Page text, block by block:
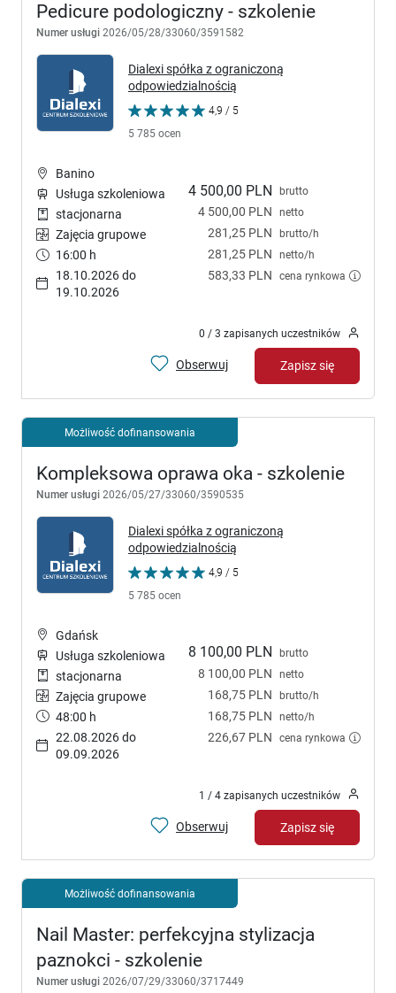
Pedicure podologiczny - szkolenie
Numer usługi 2026/05/28/33060/3591582
Dialexi spółka z ograniczoną
odpowiedzialnością
4,9 / 5
5 785 ocen
4 500,00 PLN brutto
4 500,00 PLN netto
281,25 PLN brutto/h
281,25 PLN netto/h
583,33 PLN cena rynkowa
Banino
Usługa szkoleniowa
stacjonarna
Zajęcia grupowe
16:00 h
18.10.2026 do
19.10.2026
0 / 3 zapisanych uczestników
Obserwuj Zapisz się
Możliwość dofinansowania
Kompleksowa oprawa oka - szkolenie
Numer usługi 2026/05/27/33060/3590535
Dialexi spółka z ograniczoną
odpowiedzialnością
4,9 / 5
5 785 ocen
8 100,00 PLN brutto
8 100,00 PLN netto
168,75 PLN brutto/h
168,75 PLN netto/h
226,67 PLN cena rynkowa
Gdańsk
Usługa szkoleniowa
stacjonarna
Zajęcia grupowe
48:00 h
22.08.2026 do
09.09.2026
1 / 4 zapisanych uczestników
Obserwuj Zapisz się
Możliwość dofinansowania
Nail Master: perfekcyjna stylizacja
paznokci - szkolenie
Numer usługi 2026/07/29/33060/3717449